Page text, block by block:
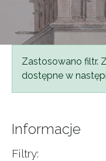
Komunikat
Zastosowano filtr.
dostępne w
Informacje
Filtry: